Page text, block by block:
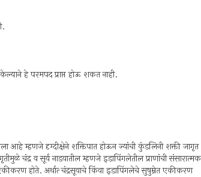
हे परमपद प्राप्त होऊ शकत नाही.
आहे म्हणजे दृग्दीक्षेने शक्तिपात होऊन ज्यांची कुंडलिनी शक्ती जागृत
चंद्र व सूर्य नाडयातील म्हणजे इडापिंगलेतील प्राणांची संसारात्मक
होते. अर्थात्‍ चंद्रसूयाचे किंवा इडापिंगलेचे सुषुम्नेत एकीकरण